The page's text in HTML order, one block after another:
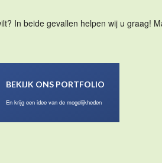
In beide gevallen helpen wij u graag!
BEKIJK ONS PORTFOLIO
En krijg een idee van de mogelijkheden